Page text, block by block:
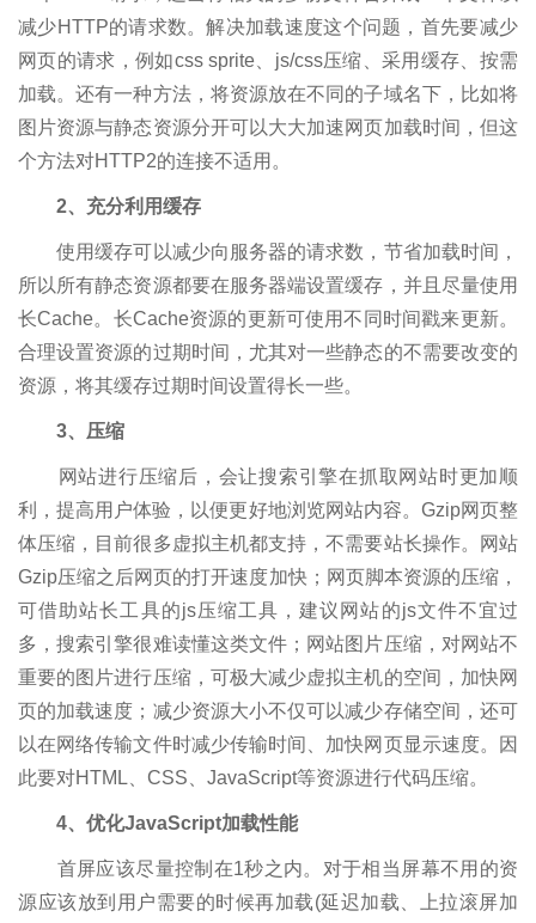
减少HTTP的请求数。解决加载速度这个问题，首先要减少
网页的请求，例如css sprite、js/css压缩、采用缓存、按需
加载。还有一种方法，将资源放在不同的子域名下，比如将
图片资源与静态资源分开可以大大加速网页加载时间，但这
个方法对HTTP2的连接不适用。
2、充分利用缓存
使用缓存可以减少向服务器的请求数，节省加载时间，
所以所有静态资源都要在服务器端设置缓存，并且尽量使用
长Cache。长Cache资源的更新可使用不同时间戳来更新。
合理设置资源的过期时间，尤其对一些静态的不需要改变的
资源，将其缓存过期时间设置得长一些。
3、压缩
网站进行压缩后，会让搜索引擎在抓取网站时更加顺
利，提高用户体验，以便更好地浏览网站内容。Gzip网页整
体压缩，目前很多虚拟主机都支持，不需要站长操作。网站
Gzip压缩之后网页的打开速度加快；网页脚本资源的压缩，
可借助站长工具的js压缩工具，建议网站的js文件不宜过
多，搜索引擎很难读懂这类文件；网站图片压缩，对网站不
重要的图片进行压缩，可极大减少虚拟主机的空间，加快网
页的加载速度；减少资源大小不仅可以减少存储空间，还可
以在网络传输文件时减少传输时间、加快网页显示速度。因
此要对HTML、CSS、JavaScript等资源进行代码压缩。
4、优化JavaScript加载性能
首屏应该尽量控制在1秒之内。对于相当屏幕不用的资
源应该放到用户需要的时候再加载(延迟加载、上拉滚屏加